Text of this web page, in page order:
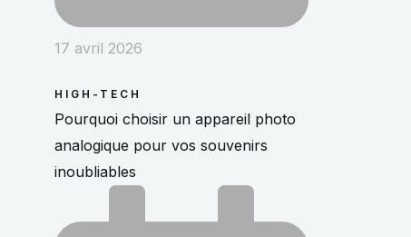
17 avril 2026
HIGH-TECH
Pourquoi choisir un appareil photo
analogique pour vos souvenirs
inoubliables